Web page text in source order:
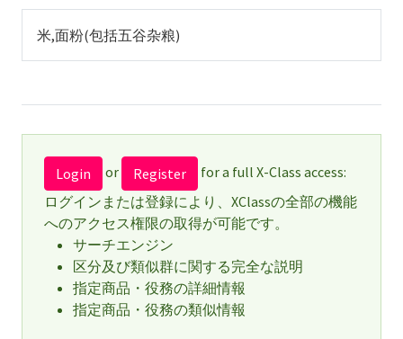
米,面粉(包括五谷杂粮)
Login or Register
for a full X-Class access:
ログインまたは登録により、XClassの全部の機能
へのアクセス権限の取得が可能です。
サーチエンジン
区分及び類似群に関する完全な説明
指定商品・役務の詳細情報
指定商品・役務の類似情報